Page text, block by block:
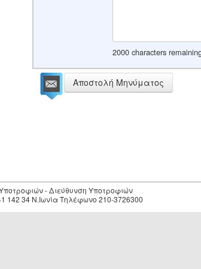
2000 characters
Αποστολή Μηνύματος
- Διεύθυνση Υποτροφιών
142 34 Ν.Ιωνία Τηλέφωνο 210-3726300